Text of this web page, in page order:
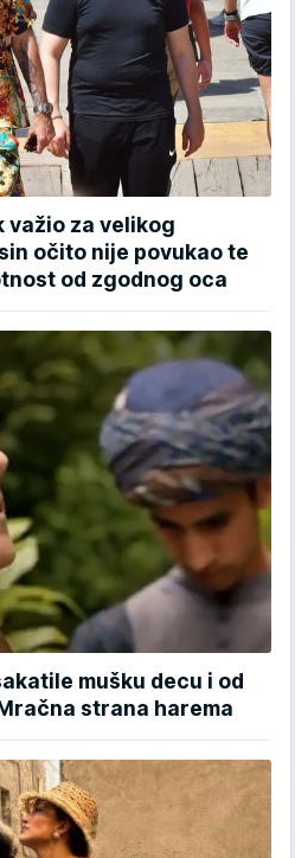
važio za velikog
očito nije povukao te
od zgodnog oca
mušku decu i od
strana harema